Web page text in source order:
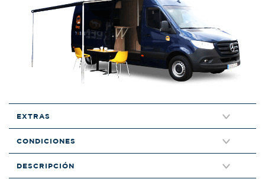
EXTRAS
CONDICIONES
DESCRIPCIÓN